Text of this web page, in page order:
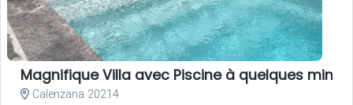
Magnifique Villa avec Piscine à quelques
Calenzana 20214